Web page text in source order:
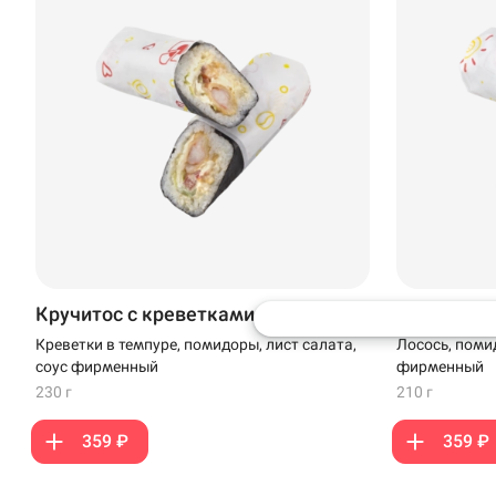
Кручитос с креветками
Креветки в темпуре, помидоры, лист салата,
соус фирменный
230 г
359 ₽
Лосось,
фирменный
210 г
359 ₽